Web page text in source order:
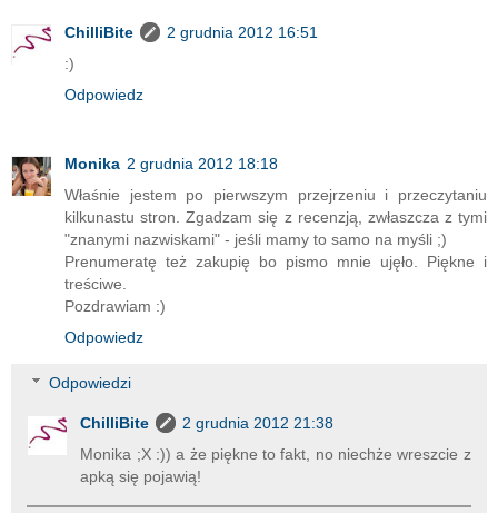
ChilliBite
2 grudnia 2012 16:51
:)
Odpowiedz
Monika 2 grudnia 2012 18:18
Właśnie jestem po pierwszym przejrzeniu i przeczytaniu
kilkunastu stron. Zgadzam się z recenzją, zwłaszcza z tymi
"znanymi nazwiskami" - jeśli mamy to samo na myśli ;)
Prenumeratę też zakupię bo pismo mnie ujęło. Piękne i
treściwe.
Pozdrawiam :)
Odpowiedz
Odpowiedzi
ChilliBite
2 grudnia 2012 21:38
Monika ;X :)) a że piękne to fakt, no niechże wreszcie z
apką się pojawią!